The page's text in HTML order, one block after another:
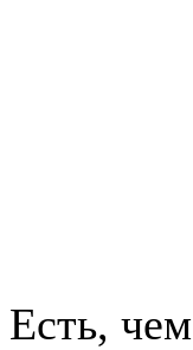
Есть, чем